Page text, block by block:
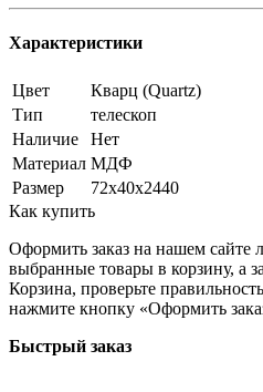
Характеристики
Цвет
Кварц (Quartz)
Тип
телескоп
Наличие
Нет
Материал МДФ
Размер
72х40х2440
Как купить
Оформить заказ на нашем сайте
выбранные товары в корзину, а
Корзина, проверьте
нажмите кнопку «Оформить
Быстрый заказ